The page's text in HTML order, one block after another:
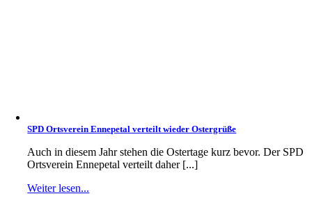
SPD Ortsverein Ennepetal verteilt wieder Ostergrüße
Auch in diesem Jahr stehen die Ostertage kurz bevor. Der SPD
Ortsverein Ennepetal verteilt daher [...]
Weiter lesen...